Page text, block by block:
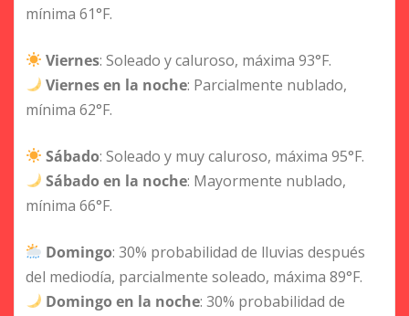
mínima 61°F.
Viernes: Soleado y caluroso, máxima 93°F.
Viernes en la noche: Parcialmente nublado,
mínima 62°F.
Sábado: Soleado y muy caluroso, máxima 95°F.
Sábado en la noche: Mayormente nublado,
mínima 66°F.
Domingo: 30% probabilidad de lluvias después
del mediodía, parcialmente soleado, máxima 89°F.
Domingo en la noche: 30% probabilidad de